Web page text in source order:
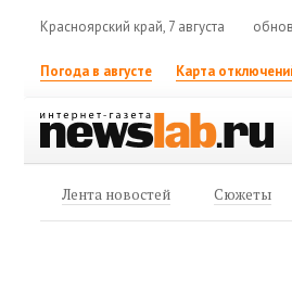
Красноярский край, 7 августа
Погода в августе Карта
Лента новостей Сюжеты